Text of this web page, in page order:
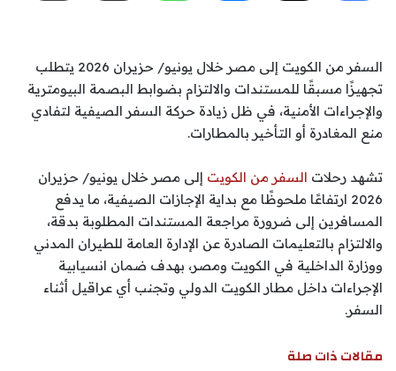
السفر من الكويت إلى مصر خلال يونيو/ حزيران 2026 يتطلب
تجهيزًا مسبقًا للمستندات والالتزام بضوابط البصمة البيومترية
والإجراءات الأمنية، في ظل زيادة حركة السفر الصيفية لتفادي
منع المغادرة أو التأخير بالمطارات.
تشهد رحلات السفر من الكويت إلى مصر خلال يونيو/ حزيران
2026 ارتفاعًا ملحوظًا مع بداية الإجازات الصيفية، ما يدفع
المسافرين إلى ضرورة مراجعة المستندات المطلوبة بدقة،
والالتزام بالتعليمات الصادرة عن الإدارة العامة للطيران المدني
ووزارة الداخلية في الكويت ومصر، بهدف ضمان انسيابية
الإجراءات داخل مطار الكويت الدولي وتجنب أي عراقيل أثناء
السفر.
مقالات ذات صلة